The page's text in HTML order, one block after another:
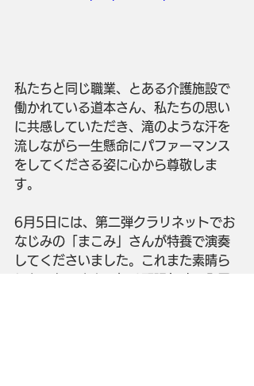
私たちと同じ職業、とある介護施設で
働かれている道本さん、私たちの思い
に共感していただき、滝のような汗を
流しながら一生懸命にパファーマンス
をしてくださる姿に心から尊敬しま
す。
6月5日には、第二弾クラリネットでお
なじみの「まこみ」さんが特養で演奏
してくださいました。これまた素晴ら